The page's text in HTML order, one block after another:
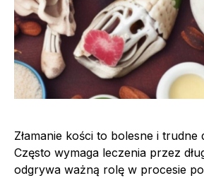
Złamanie kości to bolesne i trudne
Często wymaga leczenia przez
odgrywa ważną rolę w procesie